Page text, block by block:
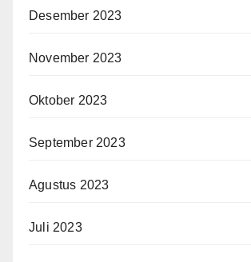
Desember 2023
November 2023
Oktober 2023
September 2023
Agustus 2023
Juli 2023